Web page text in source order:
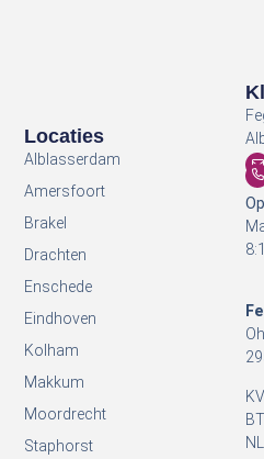
Locaties
Alblasserdam
Amersfoort
Brakel
Drachten
Enschede
Eindhoven
Kolham
Makkum
Moordrecht
Staphorst